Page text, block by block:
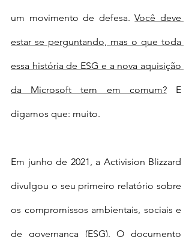
um movimento de defesa. Você deve
estar se perguntando, mas o que toda
essa história de ESG e a nova aquisição
da Microsoft tem em comum? E
digamos que: muito.
Em junho de 2021, a Activision Blizzard
divulgou o seu primeiro relatório sobre
os compromissos ambientais, sociais e
de governança (ESG). O documento